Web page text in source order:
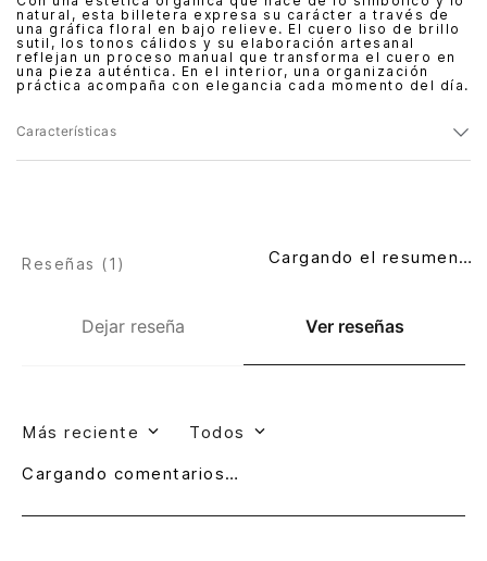
natural, esta billetera expresa su carácter a través de
una gráfica floral en bajo relieve. El cuero liso de brillo
sutil, los tonos cálidos y su elaboración artesanal
reflejan un proceso manual que transforma el cuero en
una pieza auténtica. En el interior, una organización
práctica acompaña con elegancia cada momento del día.
Características
Dejar reseña Ver reseñas
Reseñas (1 ) Cargando el resumen…
Más reciente Todos
Cargando comentarios…